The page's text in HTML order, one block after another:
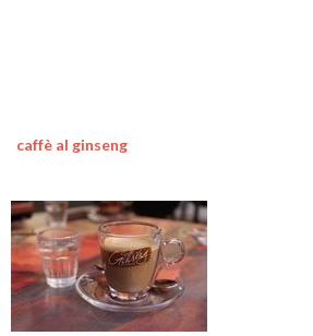
caffè al ginseng